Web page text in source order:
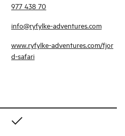
977 438 70
info@ryfylke-adventures.com
www.ryfylke-adventures.com/fjor
d-safari